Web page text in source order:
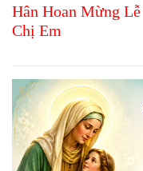
Hân Hoan Mừng
Chị Em